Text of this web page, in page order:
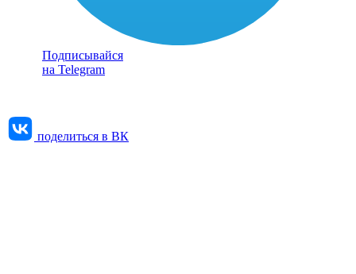
Подписывайся
на Telegram
поделиться в ВК